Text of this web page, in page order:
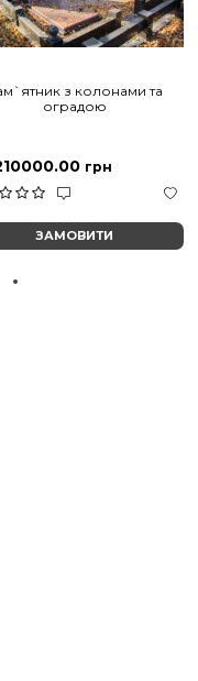
з колонами та
оградою
грн
ЗАМОВИТИ